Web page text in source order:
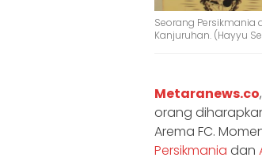
Seorang Persikmania
Kanjuruhan. (Hayyu
Metaranews.co
orang
Arema FC.
Persikmania dan